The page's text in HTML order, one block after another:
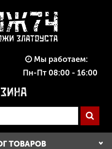
Мы работаем:
Пн-Пт 08:00 - 16:00
ТОВАРОВ